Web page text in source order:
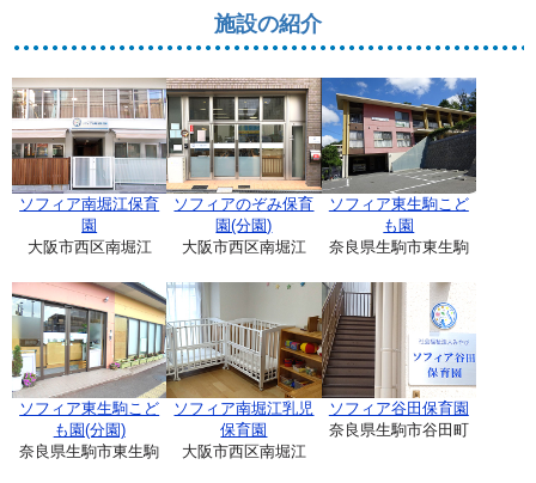
施設の紹介
ソフィア南堀江保育
園
大阪市西区南堀江
ソフィアのぞみ保育
園(分園)
大阪市西区南堀江
ソフィア東生駒こど
も園
奈良県生駒市東生駒
ソフィア東生駒こど
も園(分園)
奈良県生駒市東生駒
ソフィア南堀江乳児
保育園
大阪市西区南堀江
ソフィア谷田保育園
奈良県生駒市谷田町